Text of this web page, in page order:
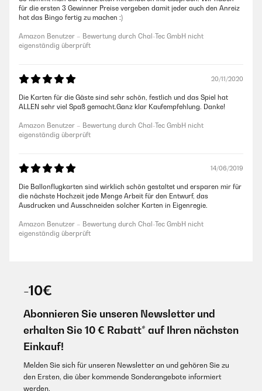
für die ersten 3 Gewinner Preise vergeben damit jeder auch den Anreiz
hat das Bingo fertig zu machen :)
Amazon Benutzer – Bewertung durch Chal-Tec GmbH nicht
eigenständig überprüft
20/11/2020
Die Karten für die Gäste sind sehr schön, festlich und das Spiel hat
ALLEN sehr viel Spaß gemacht.Ganz klar Kaufempfehlung. Danke!
Amazon Benutzer – Bewertung durch Chal-Tec GmbH nicht
eigenständig überprüft
14/06/2019
Die Ballonflugkarten sind wirklich schön gestaltet und ersparen mir für
die nächste Hochzeit jede Menge Arbeit für den Entwurf, das
Ausdrucken und Ausschneiden solcher Karten in Eigenregie.
Amazon Benutzer – Bewertung durch Chal-Tec GmbH nicht
eigenständig überprüft
-10€
Abonnieren Sie unseren Newsletter und
erhalten Sie 10 € Rabatt* auf Ihren nächsten
Einkauf!
Melden Sie sich für unseren Newsletter an und gehören Sie zu
den Ersten, die über kommende Sonderangebote informiert
werden.